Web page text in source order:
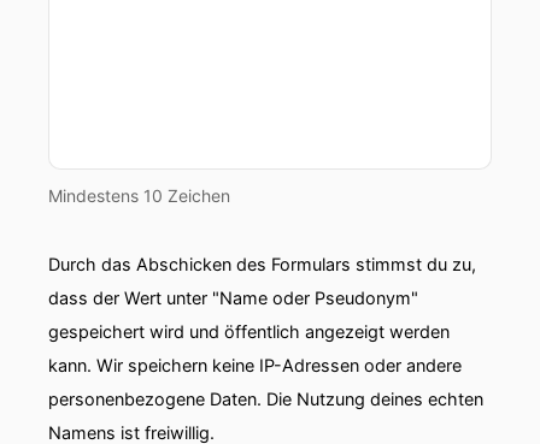
Mindestens 10 Zeichen
Durch das Abschicken des Formulars stimmst du zu,
dass der Wert unter "Name oder Pseudonym"
gespeichert wird und öffentlich angezeigt werden
kann. Wir speichern keine IP-Adressen oder andere
personenbezogene Daten. Die Nutzung deines echten
Namens ist freiwillig.